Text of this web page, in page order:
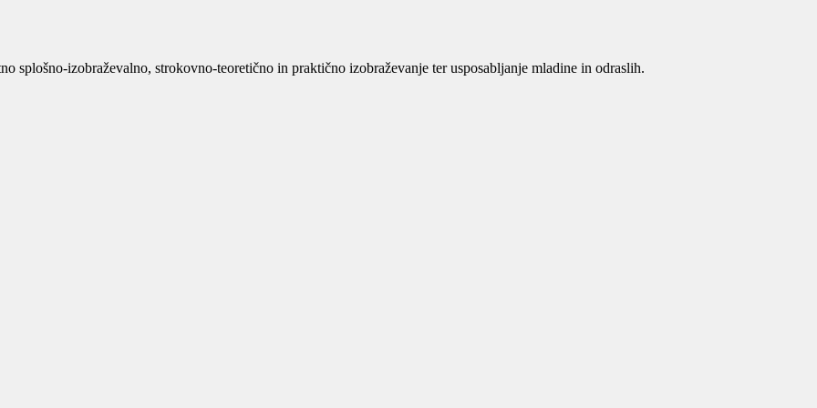
splošno-izobraževalno, strokovno-teoretično in praktično izobraževanje ter usposabljanje mladine in odraslih.